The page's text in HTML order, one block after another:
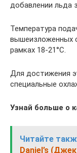
добавлении льда
Температура
вышеизложенных
рамках 18-21°C.
Для достижения
специальные
Узнай больше о
Читайте
Daniel’s